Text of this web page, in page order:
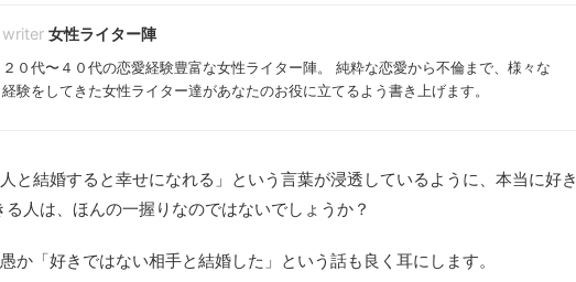
女性ライター陣
２０代〜４０代の恋愛経験豊富な女性ライター陣。 純粋な恋愛から不倫まで、様々な
経験をしてきた女性ライター達があなたのお役に立てるよう書き上げます。
人と結婚すると幸せになれる」という言葉が浸透しているように、本当に好き
人は、ほんの一握りなのではないでしょうか？
か「好きではない相手と結婚した」という話も良く耳にします。